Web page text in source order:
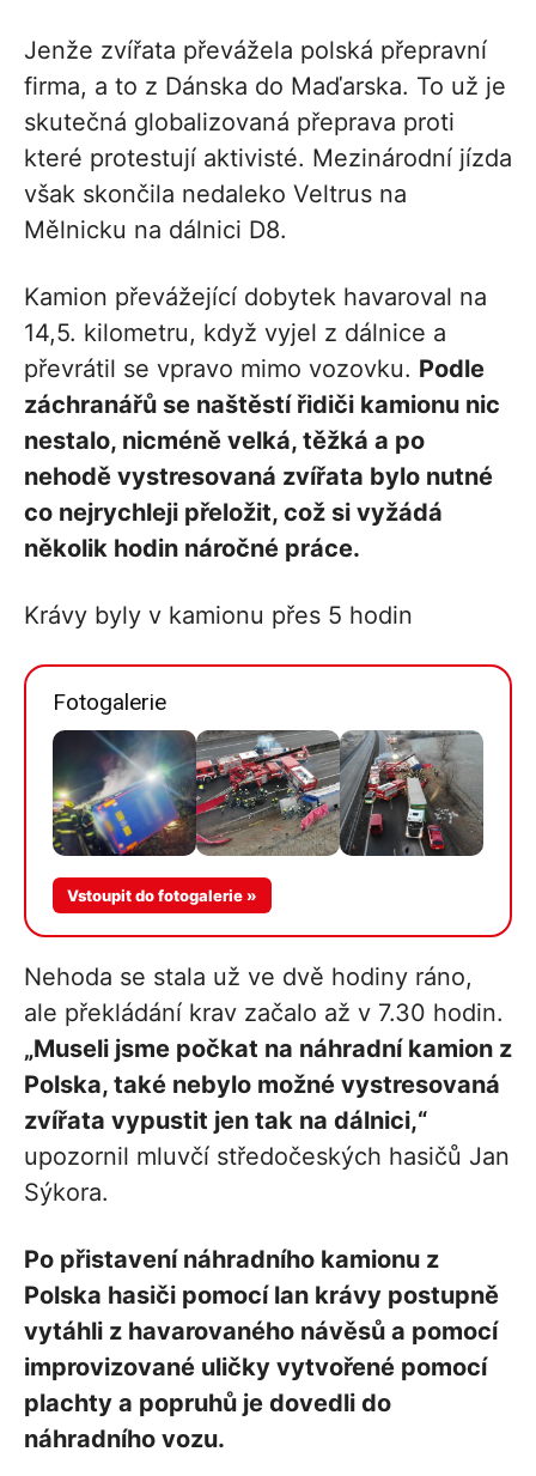
Jenže zvířata převážela polská přepravní
firma, a to z Dánska do Maďarska. To už je
skutečná globalizovaná přeprava proti
které protestují aktivisté. Mezinárodní jízda
však skončila nedaleko Veltrus na
Mělnicku na dálnici D8.
Kamion převážející dobytek havaroval na
14,5. kilometru, když vyjel z dálnice a
převrátil se vpravo mimo vozovku. Podle
záchranářů se naštěstí řidiči kamionu nic
nestalo, nicméně velká, těžká a po
nehodě vystresovaná zvířata bylo nutné
co nejrychleji přeložit, což si vyžádá
několik hodin náročné práce.
Krávy byly v kamionu přes 5 hodin
Fotogalerie
Vstoupit do fotogalerie »
Nehoda se stala už ve dvě hodiny ráno,
ale překládání krav začalo až v 7.30 hodin.
„Museli jsme počkat na náhradní kamion z
Polska, také nebylo možné vystresovaná
zvířata vypustit jen tak na dálnici,“
upozornil mluvčí středočeských hasičů Jan
Sýkora.
Po přistavení náhradního kamionu z
Polska hasiči pomocí lan krávy postupně
vytáhli z havarovaného návěsů a pomocí
improvizované uličky vytvořené pomocí
plachty a popruhů je dovedli do
náhradního vozu.